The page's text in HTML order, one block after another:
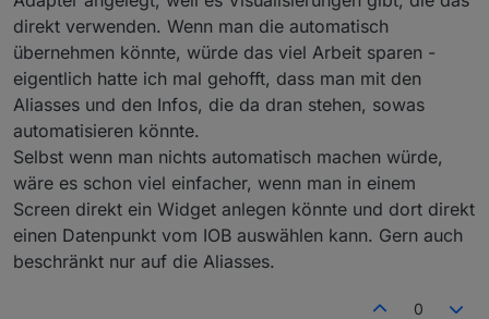
direkt verwenden. Wenn man die automatisch
übernehmen könnte, würde das viel Arbeit sparen -
eigentlich hatte ich mal gehofft, dass man mit den
Aliasses und den Infos, die da dran stehen, sowas
automatisieren könnte.
Selbst wenn man nichts automatisch machen würde,
wäre es schon viel einfacher, wenn man in einem
Screen direkt ein Widget anlegen könnte und dort direkt
einen Datenpunkt vom IOB auswählen kann. Gern auch
beschränkt nur auf die Aliasses.
0